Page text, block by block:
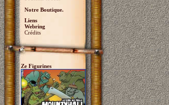
Notre Boutique.
Liens
Webring
Crédits
Ze Figurines